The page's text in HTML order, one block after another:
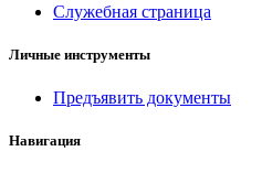
Служебная страница
Личные инструменты
Предъявить документы
Навигация